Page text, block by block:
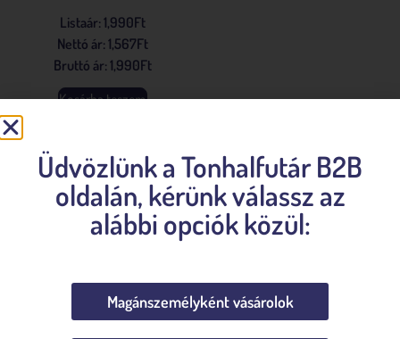
Listaár: 1,990Ft
Nettó ár: 1,567Ft
Bruttó ár: 1,990Ft
Kosárba teszem
Üdvözlünk a Tonhalfutár B2B
oldalán, kérünk válassz az
alábbi opciók közül:
Magánszemélyként vásárolok